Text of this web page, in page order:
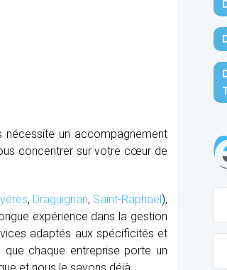
nécessite un accompagnement
concentrer sur votre cœur de
, Draguignan, Saint-Raphaël),
expérience dans la gestion
adaptés aux spécificités et
chaque entreprise porte un